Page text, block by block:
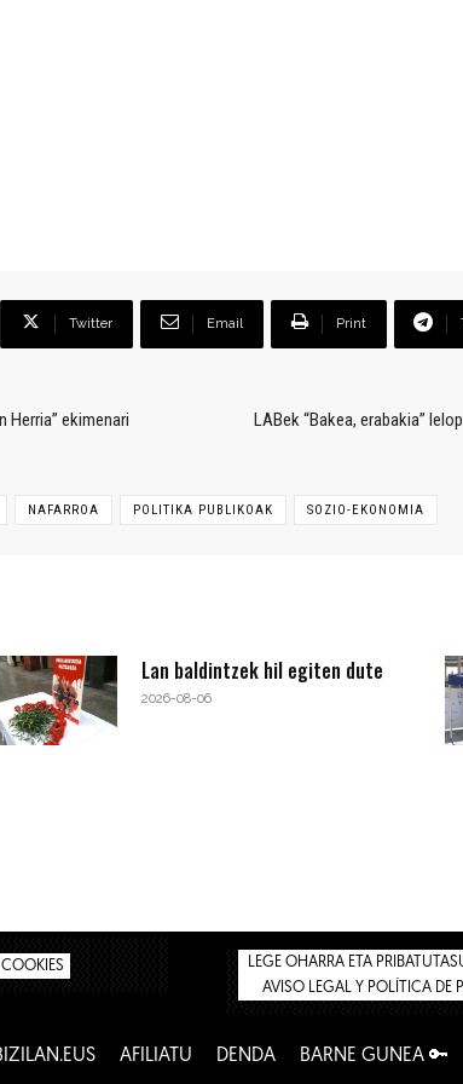
Twitter Email Print
Herria” ekimenari
LABek “Bakea, erabakia”
NAFARROA POLITIKA PUBLIKOAK SOZIO-EKONOMIA
Lan baldintzek hil egiten dute
2026-08-06
LEGE OHARRA ETA
AVISO LEGAL Y POLÍTICA DE
AFILIATU DENDA BARNE GUNEA 🔑